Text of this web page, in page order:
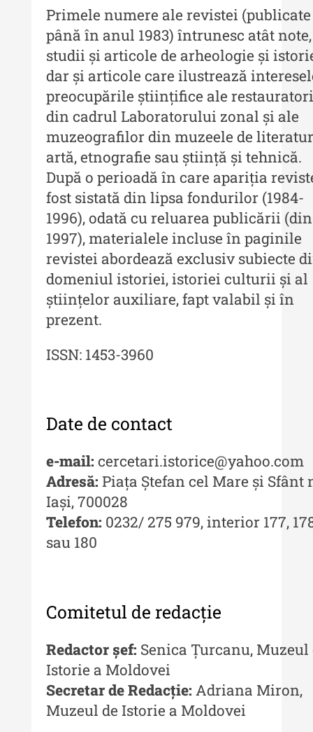
Buletinul ”Ioan Neculce” al
Muzeului de Istorie a Moldovei -
XXIII / 2017
Buletinul ”Ioan Neculce” al
Muzeului de Istorie a Moldovei -
XXII / 2016
Indexul Complet
Anuarul Muzeului Etnografic al
Moldovei
Anuarul Muzeului Etnografic al
Moldovei - XXII / 2022
Anuarul Muzeului Etnografic al
Moldovei - XXI / 2021
Anuarul Muzeului Etnografic al
Moldovei - XX / 2020
Indexul Complet
Tehnicii ”Ștefan Procopiu”
Tehnicii ”Ștefan Procopiu” - An
XV / Nr. 15 / 2021
Buletinul Muzeului Științei și
Tehnicii ”Ștefan Procopiu” - An
XIV / Nr. 14 / 2020
Indexul Complet
Buletinul Centrului de Cercetare și
Conservare-Restaurare a
Patrimoniului
Primele numere ale revistei (publicate
până în anul 1983) întrunesc atât note,
studii și articole de arheologie și
dar și articole care ilustrează
preocupările științifice ale
din cadrul Laboratorului zonal și ale
muzeografilor din muzeele de
artă, etnografie sau știință și tehnică.
După o perioadă în care apariția
fost sistată din lipsa fondurilor (1984-
1996), odată cu reluarea publicării (din
1997), materialele incluse în paginile
revistei abordează exclusiv subiecte
domeniul istoriei, istoriei culturii și al
științelor auxiliare, fapt valabil și în
prezent.
ISSN: 1453-3960
Date de contact
e-mail: cercetari.istorice@yahoo.com
Adresă: Piața Ștefan cel Mare și Sfânt
Iași, 700028
Telefon: 0232/ 275 979, interior 177,
sau 180
Comitetul de redacție
Redactor șef: Senica Țurcanu, Muzeul
Istorie a Moldovei
Secretar de Redacție: Adriana Miron,
Muzeul de Istorie a Moldovei